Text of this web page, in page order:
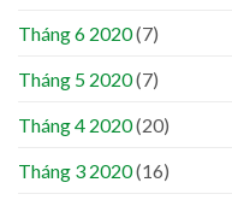
Tháng 6 2020(7)
Tháng 5 2020(7)
Tháng 4 2020(20)
Tháng 3 2020(16)